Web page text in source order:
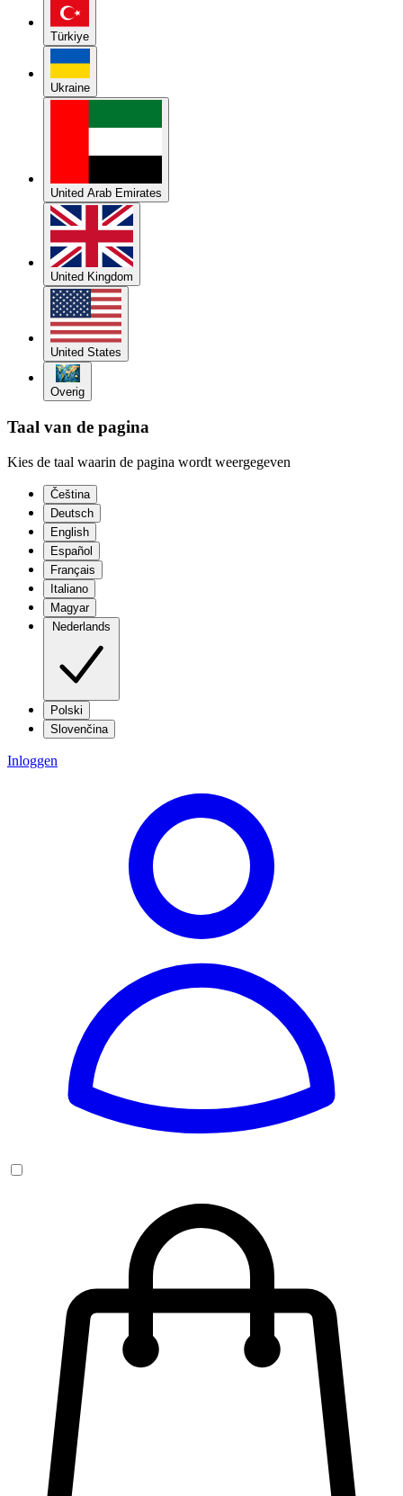
Türkiye
Ukraine
United Arab Emirates
United Kingdom
United States
Overig
Taal van de pagina
Kies de taal waarin de pagina wordt weergegeven
Čeština
Deutsch
English
Español
Français
Italiano
Magyar
Nederlands
Polski
Slovenčina
Inloggen